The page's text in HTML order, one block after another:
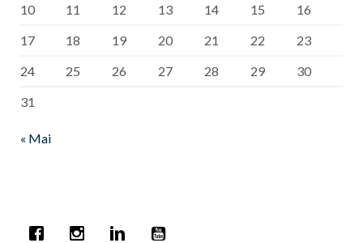
10
11 12 13 14 15
16
17
18 19 20 21 22
23
24
25 26 27 28 29
30
31
« Mai